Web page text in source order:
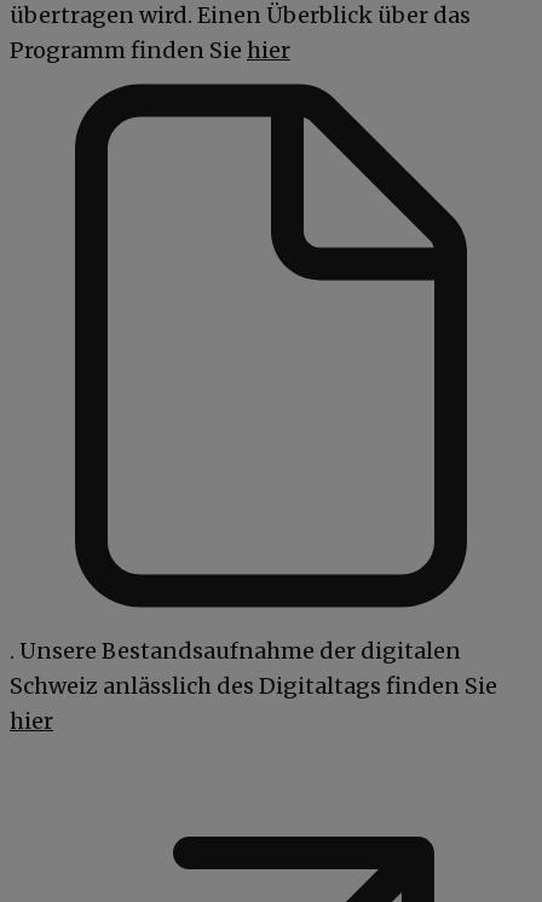
übertragen wird. Einen Überblick über das
Programm finden Sie hier
. Unsere Bestandsaufnahme der digitalen
Schweiz anlässlich des Digitaltags finden Sie
hier